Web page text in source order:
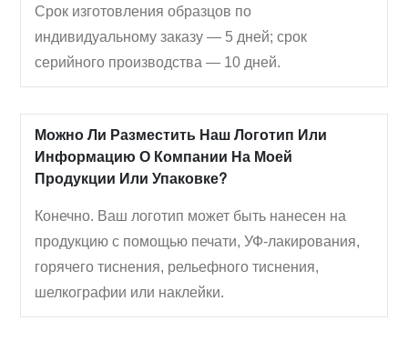
Срок изготовления образцов по
индивидуальному заказу — 5 дней; срок
серийного производства — 10 дней.
Можно Ли Разместить Наш Логотип Или
Информацию О Компании На Моей
Продукции Или Упаковке?
Конечно. Ваш логотип может быть нанесен на
продукцию с помощью печати, УФ-лакирования,
горячего тиснения, рельефного тиснения,
шелкографии или наклейки.